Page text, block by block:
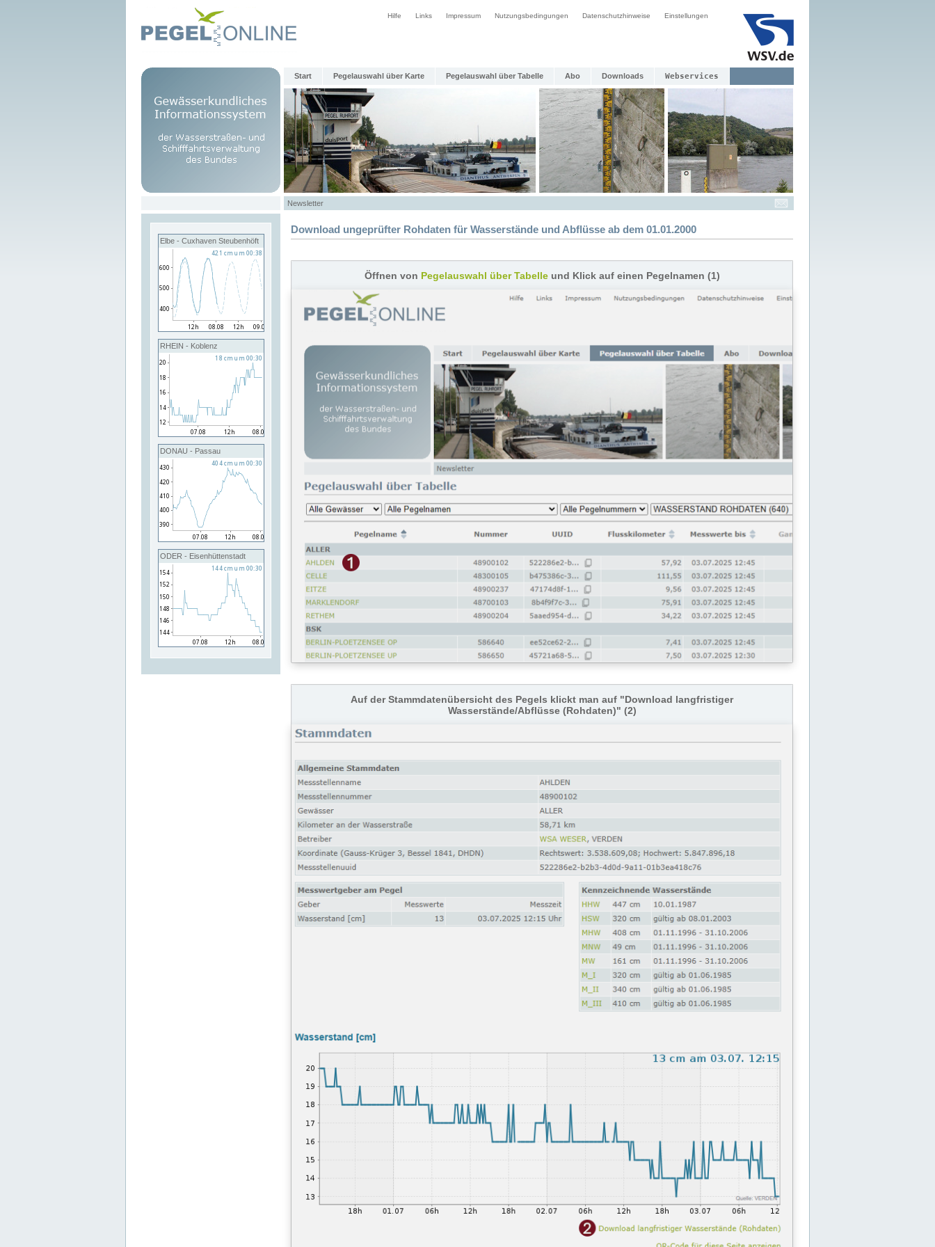
Hilfe Links Impressum Nutzungsbedingungen Datenschutzhinweise Einstellungen
Start Pegelauswahl über Karte Pegelauswahl über Tabelle Abo Downloads Webservices
Newsletter
Elbe - Cuxhaven Steubenhöft
RHEIN - Koblenz
DONAU - Passau
ODER - Eisenhüttenstadt
Download ungeprüfter Rohdaten für Wasserstände und Abflüsse ab dem 01.01.2000
Öffnen von Pegelauswahl über Tabelleund Klick auf einen Pegelnamen (1)
Auf der Stammdatenübersicht des Pegels klickt man auf "Download langfristiger
Wasserstände/Abflüsse (Rohdaten)" (2)